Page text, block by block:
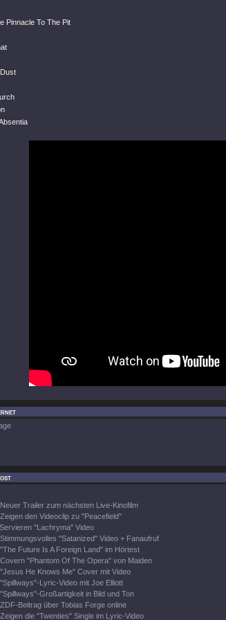
Pinnacle To The Pit
Neuer Trailer zum nächsten Live-Kinofilm
Zeigen den Videoclip zu "Peacefield"
Servieren "Lachryma" Video
Stimmungsvolles "Satanized" Video + Fanaufruf
"The Future Is A Foreign Land" im Hörtest
Covern "Phantom Of The Opera" von Maiden
"Jesus He Knows Me" Cover mit Video
"Spillways"-Lyric-Video mit Joe Elliott
"Spillways"-Großartigkeit in Bild und Ton
ZDF-Beitrag über Tobias Forge online
Zeigen die "Twenties" Single im Lyric-Video